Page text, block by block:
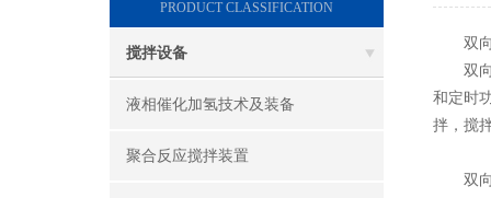
PRODUCT CLASSIFICATION
搅拌设备
液相催化加氢技术及装备
聚合反应搅拌装置
双向
双向
和定时
拌，搅
双向